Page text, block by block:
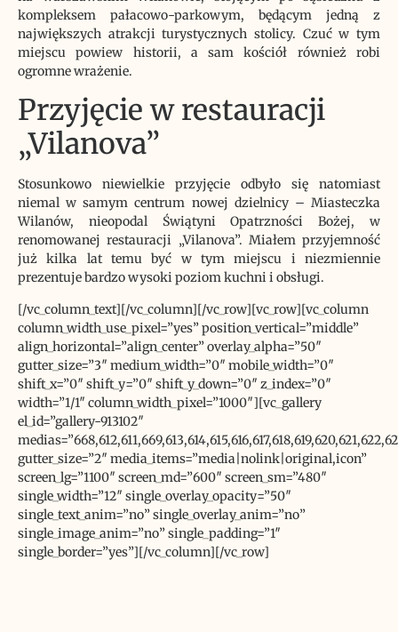
kompleksem pałacowo-parkowym, będącym jedną z
największych atrakcji turystycznych stolicy. Czuć w tym
miejscu powiew historii, a sam kościół również robi
ogromne wrażenie.
Przyjęcie w restauracji
„Vilanova”
Stosunkowo niewielkie przyjęcie odbyło się natomiast
niemal w samym centrum nowej dzielnicy – Miasteczka
Wilanów, nieopodal Świątyni Opatrzności Bożej, w
renomowanej restauracji „Vilanova”. Miałem przyjemność
już kilka lat temu być w tym miejscu i niezmiennie
prezentuje bardzo wysoki poziom kuchni i obsługi.
[/vc_column_text][/vc_column][/vc_row][vc_row][vc_column
column_width_use_pixel=”yes” position_vertical=”middle”
align_horizontal=”align_center” overlay_alpha=”50″
gutter_size=”3″ medium_width=”0″ mobile_width=”0″
shift_x=”0″ shift_y=”0″ shift_y_down=”0″ z_index=”0″
width=”1/1″ column_width_pixel=”1000″][vc_gallery
el_id=”gallery-913102″
gutter_size=”2″ media_items=”media|nolink|original,icon”
screen_lg=”1100″ screen_md=”600″ screen_sm=”480″
single_width=”12″ single_overlay_opacity=”50″
single_text_anim=”no” single_overlay_anim=”no”
single_image_anim=”no” single_padding=”1″
single_border=”yes”][/vc_column][/vc_row]